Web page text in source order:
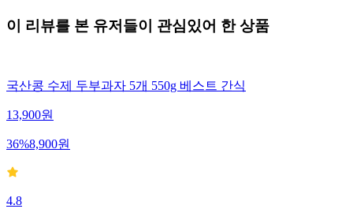
이 리뷰를 본 유저들이 관심있어 한 상품
국산콩 수제 두부과자 5개 550g 베스트 간식
13,900원
36%8,900원
4.8